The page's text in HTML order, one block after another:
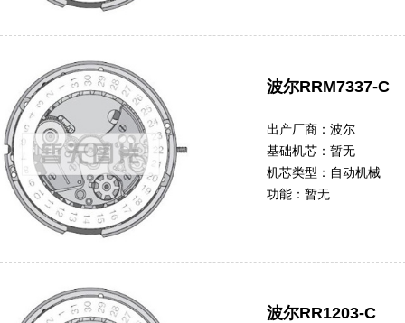
波尔RRM7337-C
出产厂商： 波尔
基础机芯： 暂无
机芯类型： 自动机械
功能： 暂无
波尔RR1203-C